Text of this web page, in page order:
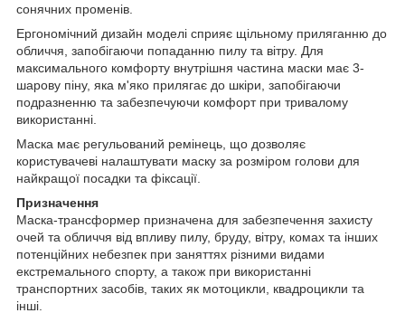
сонячних променів.
Ергономічний дизайн моделі сприяє щільному приляганню до
обличчя, запобігаючи попаданню пилу та вітру. Для
максимального комфорту внутрішня частина маски має 3-
шарову піну, яка м'яко прилягає до шкіри, запобігаючи
подразненню та забезпечуючи комфорт при тривалому
використанні.
Маска має регульований ремінець, що дозволяє
користувачеві налаштувати маску за розміром голови для
найкращої посадки та фіксації.
Призначення
Маска-трансформер призначена для забезпечення захисту
очей та обличчя від впливу пилу, бруду, вітру, комах та інших
потенційних небезпек при заняттях різними видами
екстремального спорту, а також при використанні
транспортних засобів, таких як мотоцикли, квадроцикли та
інші.